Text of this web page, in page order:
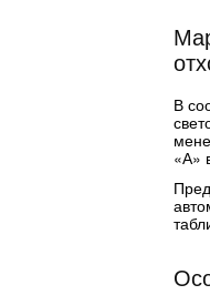
В
«А»